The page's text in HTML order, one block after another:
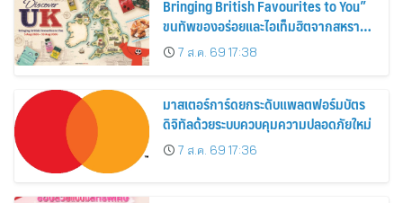
Bringing British Favourites to You”
ขนทัพของอร่อยและไอเท็มฮิตจากสหราช
อาณาจักร ส่งตรงถึงมือตั้งแต่วันนี้ – 18
สิงหาคมนี้
7 ส.ค. 69 17:38
มาสเตอร์การ์ดยกระดับแพลตฟอร์มบัตร
ดิจิทัลด้วยระบบควบคุมความปลอดภัยใหม่
7 ส.ค. 69 17:36